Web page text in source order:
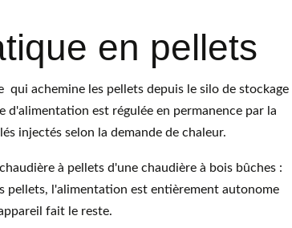
en pellets
qui achemine les pellets depuis le silo de stockage
est régulée en permanence par la
injectés selon la demande de chaleur.
à pellets d'une chaudière à bois bûches :
pellets, l'alimentation est entièrement autonome
fait le reste.